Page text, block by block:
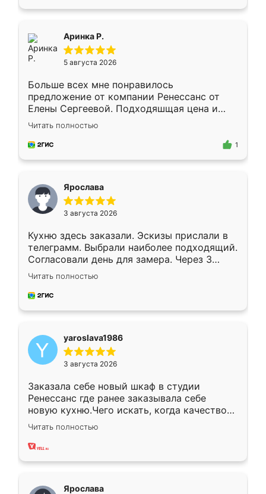
Аринка Р.
5 августа 2026
Больше всех мне понравилось
предложение от компании Ренессанс от
Елены Сергеевой. Подходяшщая цена и
короткие сроки изготовления. Приехавший
для замера сотрудник Владислав
предложил по моему эскизу самый
Читать полностью
1
Ярослава
3 августа 2026
Кухню здесь заказали. Эскизы прислали в
телеграмм. Выбрали наиболее подходящий.
Согласовали день для замера. Через 3
недели кухня была уже готова. Остались
довольны работой. Спасибо Ренессанс
мебель за качественную работу!
Читать полностью
yaroslava1986
3 августа 2026
Заказала себе новый шкаф в студии
Ренессанс где ранее заказывала себе
новую кухню.Чего искать, когда качеством
вполне довольна. Служит кухня уже почти
два года, нареканий нет.
Читать полностью
Ярослава